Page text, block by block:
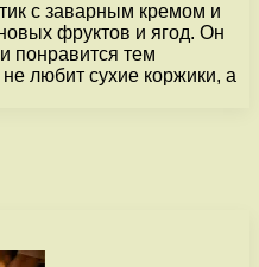
с заварным кремом и
фруктов и ягод. Он
понравится тем
любит сухие коржики, а